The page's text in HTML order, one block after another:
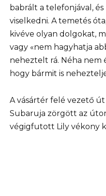
babrált a telefonjával,
viselkedni. A temetés
kivéve olyan dolgokat,
vagy «nem hagyhatja
neheztelt rá. Néha nem
hogy bármit is
A vásártér felé vezető
Subaruja zörgött az
végigfutott Lily vékony